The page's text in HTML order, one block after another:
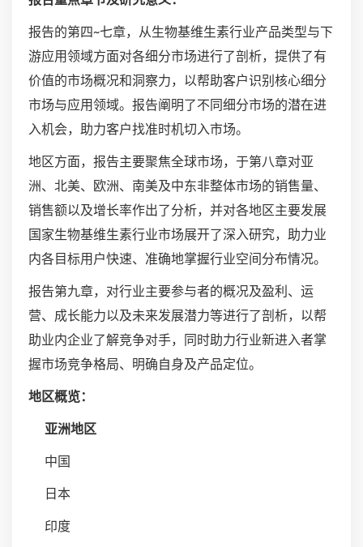
报告的第四~七章，从生物基维生素行业产品类型与下
游应用领域方面对各细分市场进行了剖析，提供了有
价值的市场概况和洞察力，以帮助客户识别核心细分
市场与应用领域。报告阐明了不同细分市场的潜在进
入机会，助力客户找准时机切入市场。
地区方面，报告主要聚焦全球市场，于第八章对亚
洲、北美、欧洲、南美及中东非整体市场的销售量、
销售额以及增长率作出了分析，并对各地区主要发展
国家生物基维生素行业市场展开了深入研究，助力业
内各目标用户快速、准确地掌握行业空间分布情况。
报告第九章，对行业主要参与者的概况及盈利、运
营、成长能力以及未来发展潜力等进行了剖析，以帮
助业内企业了解竞争对手，同时助力行业新进入者掌
握市场竞争格局、明确自身及产品定位。
地区概览：
亚洲地区
中国
日本
印度